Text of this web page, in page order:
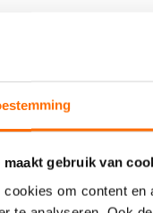
maakt gebruik van
cookies om content
verder richting
een masterclass
circulaire
tekst, die 2025/26
de aanbeveling